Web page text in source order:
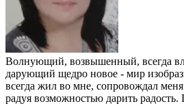
Волнующий, возвышенный, всегда
дарующий щедро новое - мир
всегда жил во мне, сопровождал
радуя возможностью дарить